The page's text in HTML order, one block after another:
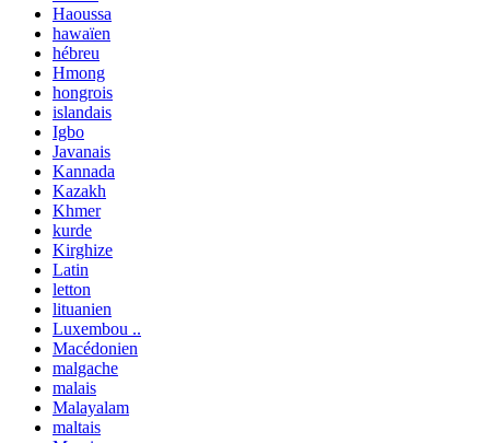
Haoussa
hawaïen
hébreu
Hmong
hongrois
islandais
Igbo
Javanais
Kannada
Kazakh
Khmer
kurde
Kirghize
Latin
letton
lituanien
Luxembou ..
Macédonien
malgache
malais
Malayalam
maltais